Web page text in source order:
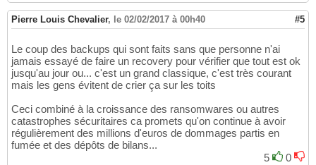
Pierre Louis Chevalier, le 02/02/2017 à 00h40 #5
Le coup des backups qui sont faits sans que personne n'ai
jamais essayé de faire un recovery pour vérifier que tout est ok
jusqu'au jour ou... c'est un grand classique, c'est très courant
mais les gens évitent de crier ça sur les toits
Ceci combiné à la croissance des ransomwares ou autres
catastrophes sécuritaires ca promets qu'on continue à avoir
régulièrement des millions d'euros de dommages partis en
fumée et des dépôts de bilans...
5
0